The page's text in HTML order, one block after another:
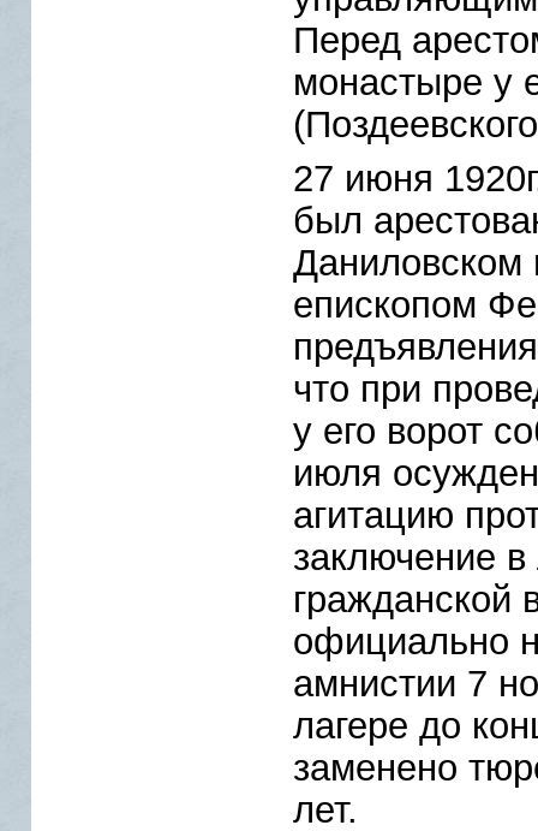
Перед
монастыре у
27 июня
был
Даниловском
епископом
что при
у его ворот
июля
агитацию
заключение в
гражданской
официально
амнистии 7
лагере до
заменено
лет.